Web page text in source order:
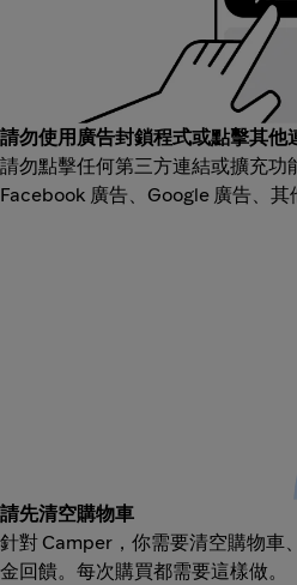
請勿使用廣告封鎖程式或點擊其他
請勿點擊任何第三方連結或擴充功
Facebook 廣告、Google 廣告、
請先清空購物車
針對 Camper，你需要清空購物車
金回饋。每次購買都需要這樣做。